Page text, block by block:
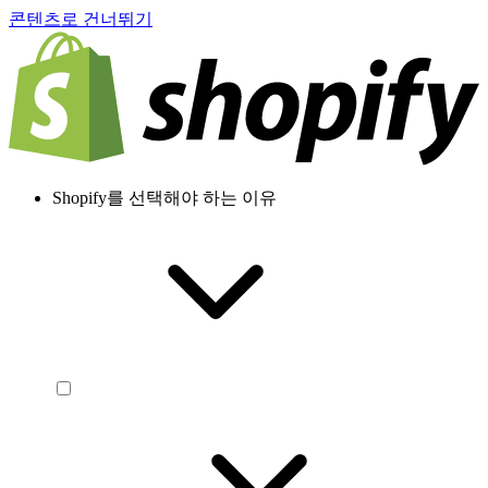
콘텐츠로 건너뛰기
Shopify를 선택해야 하는 이유